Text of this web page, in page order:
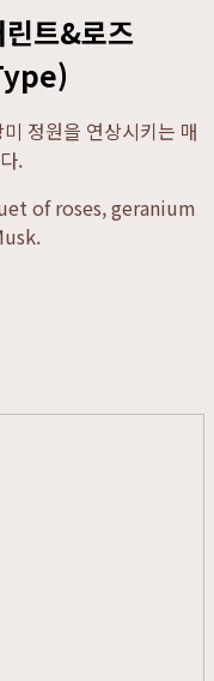
트&로즈
정원을 연상시키는 매
.
of roses, geranium